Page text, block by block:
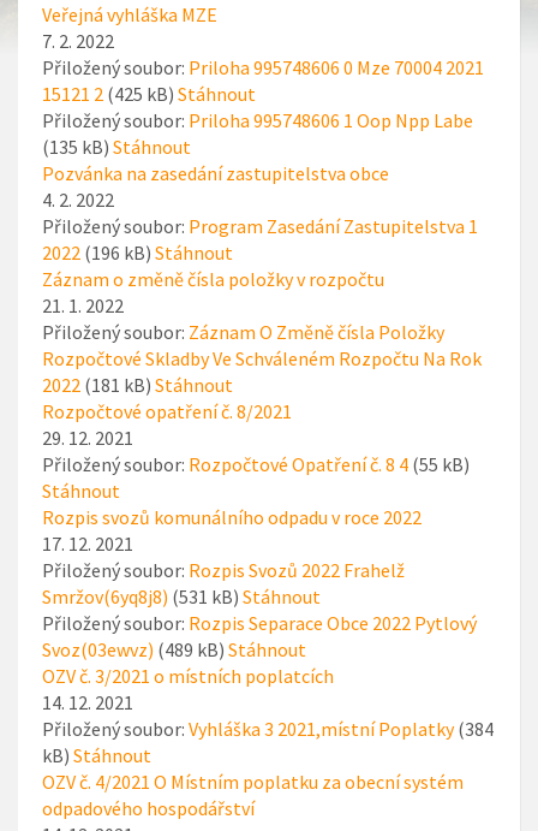
Veřejná vyhláška MZE
7. 2. 2022
Přiložený soubor: Priloha 995748606 0 Mze 70004 2021
15121 2 (425 kB) Stáhnout
Přiložený soubor: Priloha 995748606 1 Oop Npp Labe
(135 kB) Stáhnout
Pozvánka na zasedání zastupitelstva obce
4. 2. 2022
Přiložený soubor: Program Zasedání Zastupitelstva 1
2022 (196 kB) Stáhnout
Záznam o změně čísla položky v rozpočtu
21. 1. 2022
Přiložený soubor: Záznam O Změně čísla Položky
Rozpočtové Skladby Ve Schváleném Rozpočtu Na Rok
2022 (181 kB) Stáhnout
Rozpočtové opatření č. 8/2021
29. 12. 2021
Přiložený soubor: Rozpočtové Opatření č. 8 4 (55 kB)
Stáhnout
Rozpis svozů komunálního odpadu v roce 2022
17. 12. 2021
Přiložený soubor: Rozpis Svozů 2022 Frahelž
Smržov(6yq8j8) (531 kB) Stáhnout
Přiložený soubor: Rozpis Separace Obce 2022 Pytlový
Svoz(03ewvz) (489 kB) Stáhnout
OZV č. 3/2021 o místních poplatcích
14. 12. 2021
Přiložený soubor: Vyhláška 3 2021,místní Poplatky(384
kB) Stáhnout
OZV č. 4/2021 O Místním poplatku za obecní systém
odpadového hospodářství